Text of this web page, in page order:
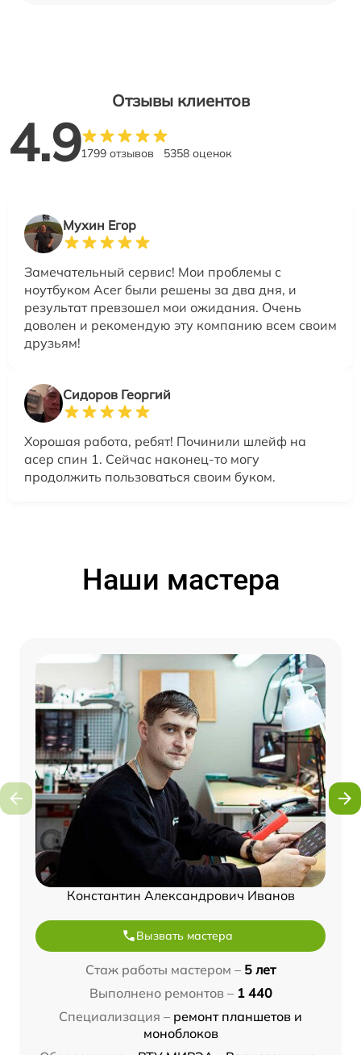
Отзывы клиентов
4.91799 отзывов 5358 оценок
Мухин Егор
Замечательный сервис! Мои проблемы с
ноутбуком Acer были решены за два дня, и
результат превзошел мои ожидания. Очень
доволен и рекомендую эту компанию всем своим
друзьям!
Сидоров Георгий
Хорошая работа, ребят! Починили шлейф на
асер спин 1. Сейчас наконец-то могу
продолжить пользоваться своим буком.
Наши мастера
Константин Александрович Иванов
Вызвать мастера
Стаж работы мастером – 5 лет
Выполнено ремонтов – 1 440
Специализация – ремонт планшетов и
моноблоков